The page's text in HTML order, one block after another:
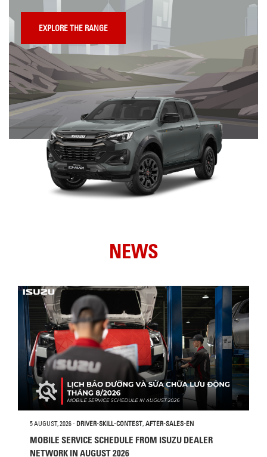
EXPLORE THE RANGE
NEWS
5 AUGUST, 2026- DRIVER-SKILL-CONTEST, AFTER-SALES-EN
MOBILE SERVICE SCHEDULE FROM ISUZU DEALER
NETWORK IN AUGUST 2026